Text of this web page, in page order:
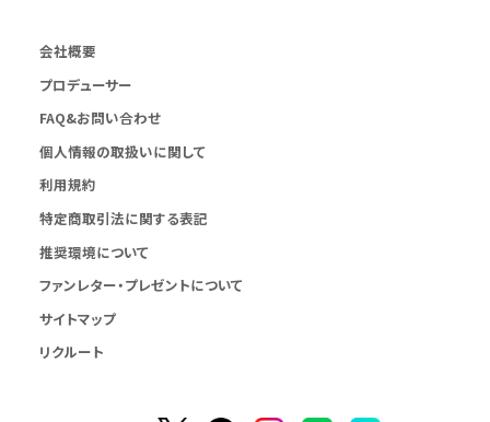
会社概要
プロデューサー
FAQ&お問い合わせ
個人情報の取扱いに関して
利用規約
特定商取引法に関する表記
推奨環境について
ファンレター・プレゼントについて
サイトマップ
リクルート